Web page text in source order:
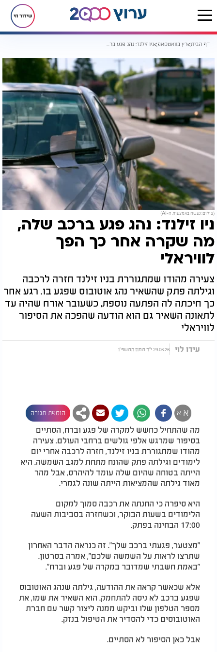
שידור חי
דף הבית רץ בוואטסאפ ניו זילנד: נהג פגע ברכב שלה, מה שקרה אחר כך הפך לוויראלי
(צילום: נעשה באמצעות ה-AI)
ניו זילנד: נהג פגע ברכב שלה,
מה שקרה אחר כך הפך
לוויראלי
צעירה מהודו שמתגוררת בניו זילנד חזרה לרכבה
וגילתה פתק שהשאיר נהג אוטובוס שפגע בו. רגע אחר
כך חיכתה לה הפתעה נוספת, כשעובר אורח שהיה עד
לתאונה השאיר גם הוא הודעה שהפכה את הסיפור
לוויראלי
עידו לוי 29.06.26 י"ד תמוז התשפ"ו
א א הוספת תגובה
מה שהתחיל כחשש למקרה של פגע וברח, הסתיים
בסיפור שמרגש אלפי גולשים ברחבי העולם. צעירה
מהודו שמתגוררת בניו זילנד, חזרה לרכבה אחרי יום
לימודים וגילתה פתק שהונח מתחת למגב השמשה. היא
הייתה בטוחה שהיום שלה עומד להיהרס, אבל מהר
מאוד גילתה שהמציאות הייתה שונה לגמרי.
היא סיפרה כי החנתה את רכבה סמוך למקום
הלימודים בשעות הבוקר, וכשחזרה בסביבות השעה
17:00 הבחינה בפתק.
"מצטער, פגעתי ברכב שלך". זה כנראה הדבר האחרון
שתרצו לראות על השמשה שלכם", אמרה בסרטון.
"באמת חשבתי שמדובר במקרה של פגע וברח".
אלא שכאשר קראה את ההודעה, גילתה שנהג האוטובוס
שפגע ברכב לא ניסה להתחמק. הוא השאיר את שמו, את
מספר הטלפון שלו וביקש ממנה ליצור קשר עם חברת
האוטובוסים כדי להסדיר את הטיפול בנזק.
אבל כאן הסיפור לא הסתיים.